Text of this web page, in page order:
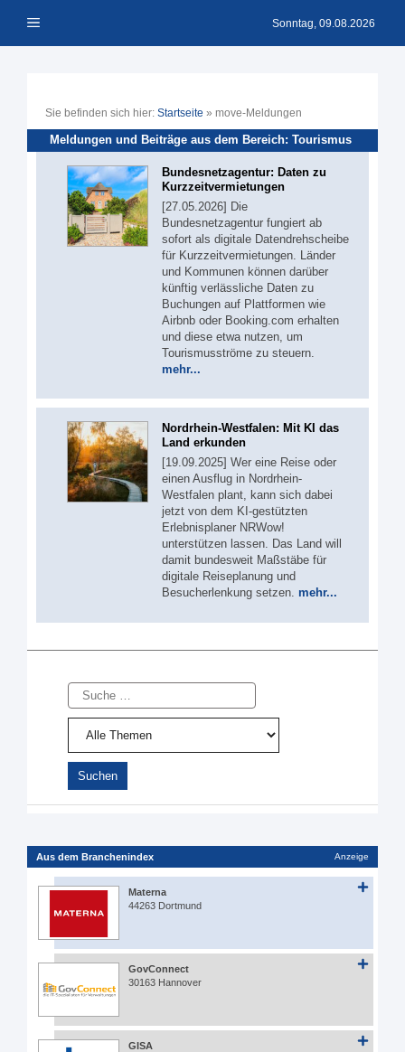
Inhalt Menü Sonntag, 09.08.2026
Sie befinden sich hier: Startseite » move-Meldungen
Meldungen und Beiträge aus dem Bereich: Tourismus
Bundesnetzagentur: Daten zu
Kurzzeitvermietungen
[27.05.2026] Die
Bundesnetzagentur fungiert ab
sofort als digitale Datendrehscheibe
für Kurzzeitvermietungen. Länder
und Kommunen können darüber
künftig verlässliche Daten zu
Buchungen auf Plattformen wie
Airbnb oder Booking.com erhalten
und diese etwa nutzen, um
Tourismusströme zu steuern.
mehr...
Nordrhein-Westfalen: Mit KI das
Land erkunden
[19.09.2025] Wer eine Reise oder
einen Ausflug in Nordrhein-
Westfalen plant, kann sich dabei
jetzt von dem KI-gestützten
Erlebnisplaner NRWow!
unterstützen lassen. Das Land will
damit bundesweit Maßstäbe für
digitale Reiseplanung und
Besucherlenkung setzen. mehr...
Suche
Aus dem Branchenindex Anzeige
Materna
44263 Dortmund
GovConnect
30163 Hannover
GISA